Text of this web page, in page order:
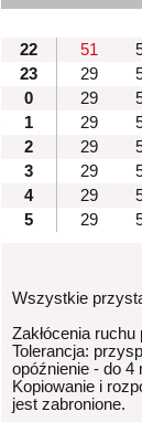
22
51
23
29
0
29
1
29
2
29
3
29
4
29
5
29
Wszystkie
Zakłócenia
Tolerancja:
opóźnienie - do 4
Kopiowanie i
jest zabronione.